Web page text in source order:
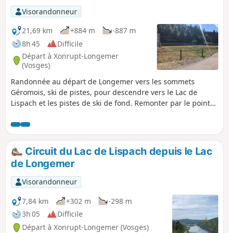
Visorandonneur
21,69 km
+884 m
-887 m
8h 45
Difficile
Départ à Xonrupt-Longemer
(Vosges)
Randonnée au départ de Longemer vers les sommets
Géromois, ski de pistes, pour descendre vers le Lac de
Lispach et les pistes de ski de fond. Remonter par le point
Longemer et monter vers le versant opposé à la Roche de
Boulard. Randonnée assez sportive.
Circuit du Lac de Lispach depuis le Lac
de Longemer
Visorandonneur
7,84 km
+302 m
-298 m
3h 05
Difficile
Départ à Xonrupt-Longemer (Vosges)